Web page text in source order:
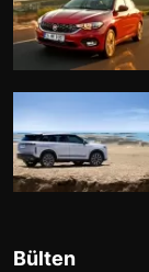
Bülten